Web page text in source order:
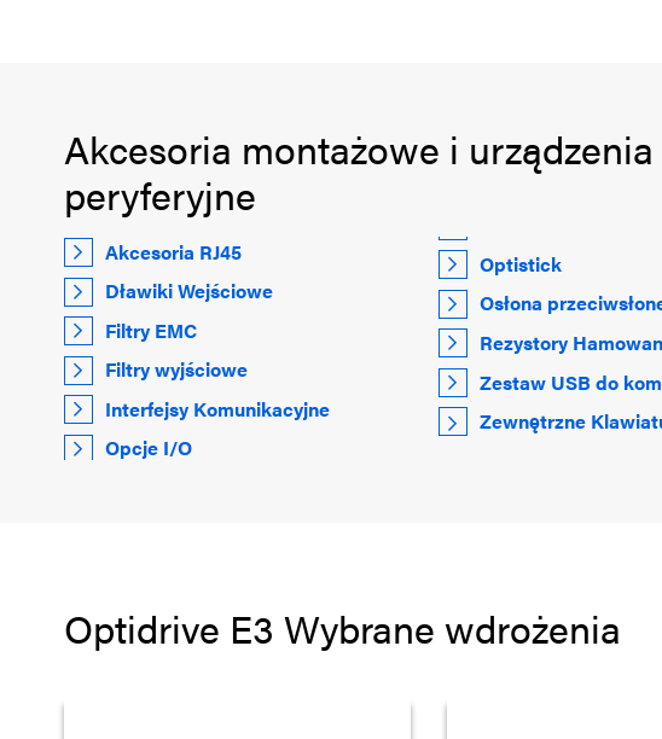
Akcesoria montażowe i urządzenia
peryferyjne
Akcesoria RJ45
Dławiki Wejściowe
Filtry EMC
Filtry wyjściowe
Interfejsy Komunikacyjne
Opcje I/O
Optistick
Osłona
Rezystory
Zestaw USB do
Zewnętrzne
Optidrive E3 Wybrane wdrożenia